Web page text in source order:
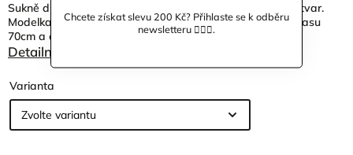
Chcete získat slevu 200 Kč? Přihlaste se k odběru
newsletteru 🙋🏼‍♀️.
Sukně díky vysokému podílu elastanu pruží a pěkně drží tvar.
Modelka na fotce měří 167cm, má velikost S168, obvod pasu
70cm a obvod boků 94cm.
Detailní informace
Varianta